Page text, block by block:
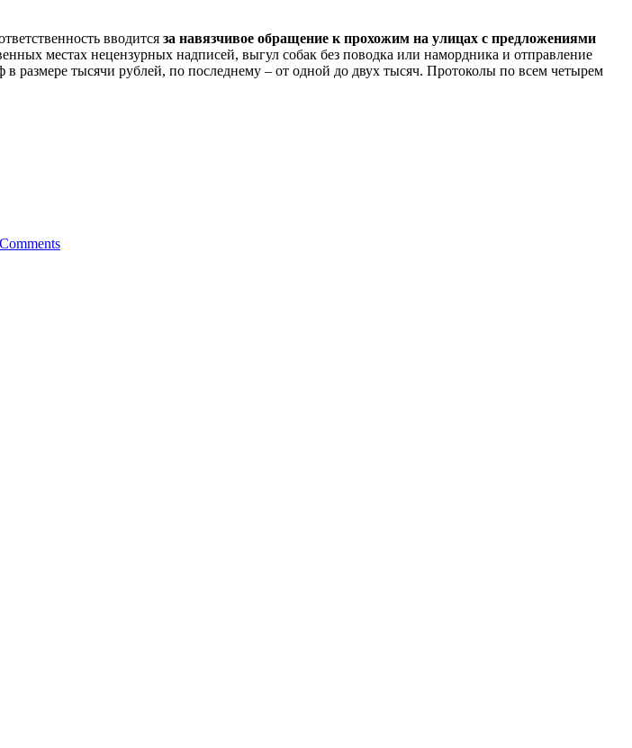
вводится за навязчивое обращение к прохожим на улицах с предложениями
местах нецензурных надписей, выгул собак без поводка или намордника и отправление
тысячи рублей, по последнему – от одной до двух тысяч. Протоколы по всем четырем